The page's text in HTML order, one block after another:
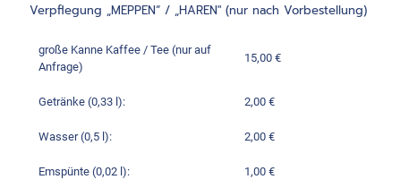
Verpflegung „MEPPEN“ / „HAREN" (nur nach Vorbestellung)
große Kanne Kaffee / Tee (nur auf
Anfrage)
15,00 €
Getränke (0,33 l): 2,00 €
Wasser (0,5 l): 2,00 €
Emspünte (0,02 l): 1,00 €